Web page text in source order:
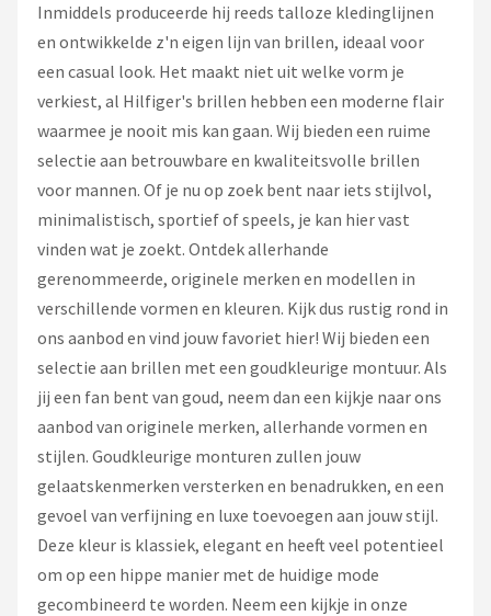
Alle merken →
Inmiddels produceerde hij reeds talloze kledinglijnen
en ontwikkelde z'n eigen lijn van brillen, ideaal voor
een casual look. Het maakt niet uit welke vorm je
verkiest, al Hilfiger's brillen hebben een moderne flair
waarmee je nooit mis kan gaan. Wij bieden een ruime
selectie aan betrouwbare en kwaliteitsvolle brillen
voor mannen. Of je nu op zoek bent naar iets stijlvol,
minimalistisch, sportief of speels, je kan hier vast
vinden wat je zoekt. Ontdek allerhande
gerenommeerde, originele merken en modellen in
verschillende vormen en kleuren. Kijk dus rustig rond in
ons aanbod en vind jouw favoriet hier! Wij bieden een
selectie aan brillen met een goudkleurige montuur. Als
jij een fan bent van goud, neem dan een kijkje naar ons
aanbod van originele merken, allerhande vormen en
stijlen. Goudkleurige monturen zullen jouw
gelaatskenmerken versterken en benadrukken, en een
gevoel van verfijning en luxe toevoegen aan jouw stijl.
Deze kleur is klassiek, elegant en heeft veel potentieel
om op een hippe manier met de huidige mode
gecombineerd te worden. Neem een kijkje in onze